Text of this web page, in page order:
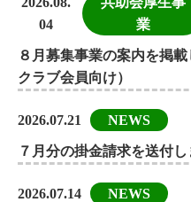
04
業
８月募集事業の案内を掲
クラブ会員向け）
2026.07.21 NEWS
７月分の掛金請求を送付し
2026.07.14 NEWS